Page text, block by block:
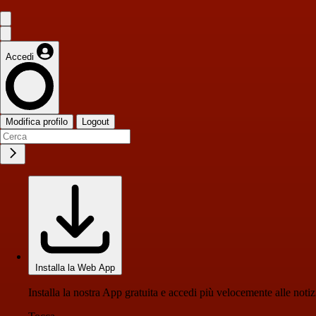
Accedi
Modifica profilo Logout
Installa la Web App
Installa la nostra App gratuita e accedi più velocemente alle